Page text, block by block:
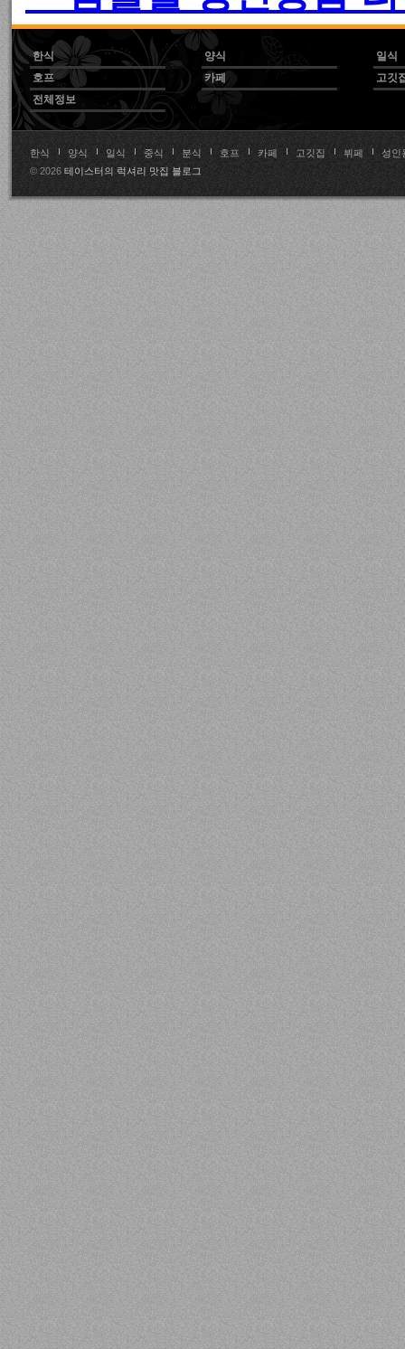
한식 양식
일식
호프
카페
고깃
전체정보
한식 양식 일식 중식 분식 호프 카페 고깃집 뷔페
성인
© 2026 테이스터의 럭셔리 맛집 블로그